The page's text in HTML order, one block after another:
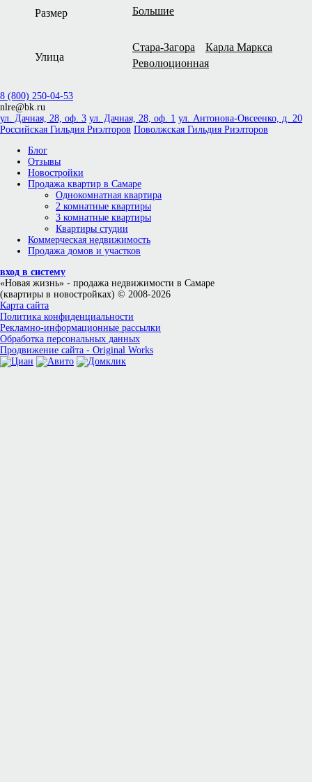
Размер Большие
Улица
Стара-Загора
Карла Маркса
Революционная
8 (800) 250-04-53
nlre@bk.ru
ул. Дачная, 28, оф. 3 ул. Дачная, 28, оф. 1 ул. Антонова-Овсеенко, д. 20
Российская Гильдия Риэлторов Поволжская Гильдия Риэлторов
Блог
Отзывы
Новостройки
Продажа квартир в Самаре
Однокомнатная квартира
2 комнатные квартиры
3 комнатные квартиры
Квартиры студии
Коммерческая недвижимость
Продажа домов и участков
вход в систему
«Новая жизнь» - продажа недвижимости в Самаре
(квартиры в новостройках) © 2008-2026
Карта сайта
Политика конфиденциальности
Рекламно-информационные рассылки
Обработка персональных данных
Продвижение сайта - Original Works